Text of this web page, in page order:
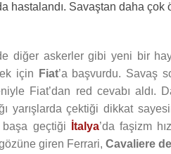
hastalandı. Savaştan daha
diğer askerler gibi yeni bir
için
Fiat’a başvurdu. Savaş
Fiat’dan red cevabı aldı.
yarışlarda çektiği dikkat
başa geçtiği İtalya’da faşizm
giren Ferrari, Cavaliere